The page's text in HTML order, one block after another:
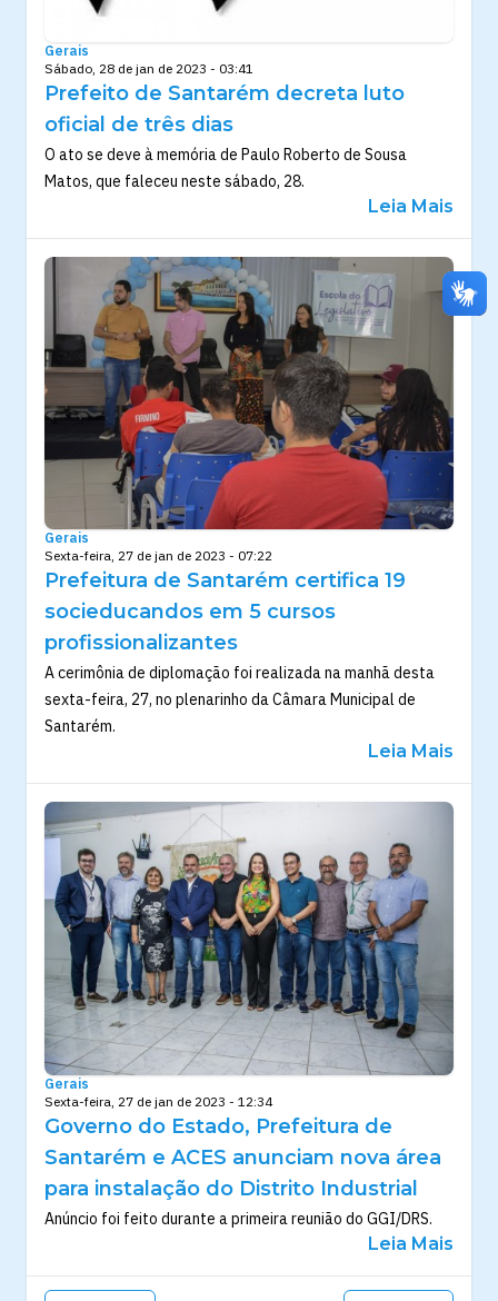
Gerais
Sábado, 28 de jan de 2023 - 03:41
Prefeito de Santarém decreta luto
oficial de três dias
O ato se deve à memória de Paulo Roberto de Sousa
Matos, que faleceu neste sábado, 28.
Leia Mais
Gerais
Sexta-feira, 27 de jan de 2023 - 07:22
Prefeitura de Santarém certifica 19
socieducandos em 5 cursos
profissionalizantes
A cerimônia de diplomação foi realizada na manhã desta
sexta-feira, 27, no plenarinho da Câmara Municipal de
Santarém.
Leia Mais
Gerais
Sexta-feira, 27 de jan de 2023 - 12:34
Governo do Estado, Prefeitura de
Santarém e ACES anunciam nova área
para instalação do Distrito Industrial
Anúncio foi feito durante a primeira reunião do GGI/DRS.
Leia Mais